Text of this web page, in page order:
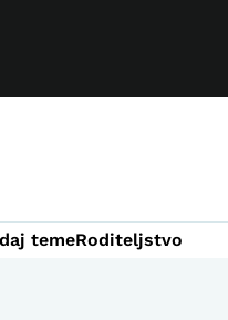
temeRoditeljstvo